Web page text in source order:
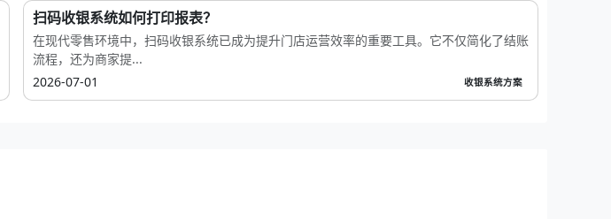
扫码收银系统如何打印报表？
在现代零售环境中，扫码收银系统已成为提升门店运营效率的重要工具。它不仅简化了结账
流程，还为商家提...
2026-07-01
收银系统方案